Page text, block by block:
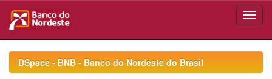
navigationDSpace - BNB - Banco do Nordeste do Brasil